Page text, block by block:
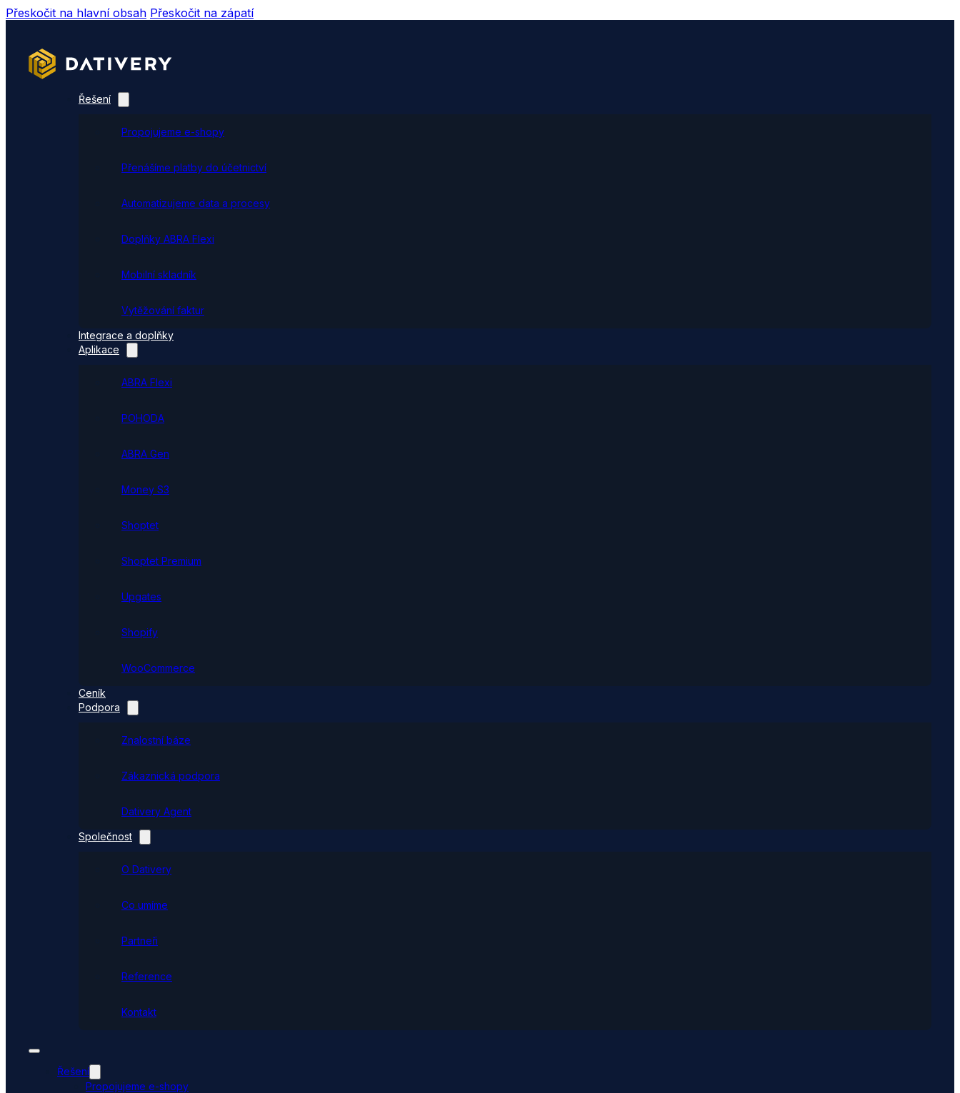
Přeskočit na hlavní obsah Přeskočit na zápatí
Řešení
Propojujeme e-shopy
Přenášíme platby do účetnictví
Automatizujeme data a procesy
Doplňky ABRA Flexi
Mobilní skladník
Vytěžování faktur
Integrace a doplňky
Aplikace
ABRA Flexi
POHODA
ABRA Gen
Money S3
Shoptet
Shoptet Premium
Upgates
Shopify
WooCommerce
Ceník
Podpora
Znalostní báze
Zákaznická podpora
Dativery Agent
Společnost
O Dativery
Co umíme
Partneři
Reference
Kontakt
Řešení
Propojujeme e-shopy